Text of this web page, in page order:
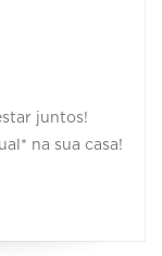
juntos!
na sua casa!